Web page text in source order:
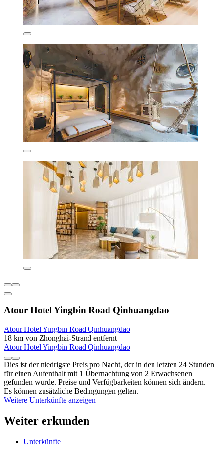
Atour Hotel Yingbin Road Qinhuangdao
Atour Hotel Yingbin Road Qinhuangdao
18 km von Zhonghai-Strand entfernt
Atour Hotel Yingbin Road Qinhuangdao
Dies ist der niedrigste Preis pro Nacht, der in den letzten 24 Stunden
für einen Aufenthalt mit 1 Übernachtung von 2 Erwachsenen
gefunden wurde. Preise und Verfügbarkeiten können sich ändern.
Es können zusätzliche Bedingungen gelten.
Weitere Unterkünfte anzeigen
Weiter erkunden
Unterkünfte